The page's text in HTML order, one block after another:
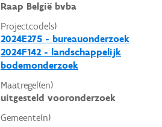
Raap België bvba
Projectcode(s)
2024E275 - bureauonderzoek
2024F142 - landschappelijk
bodemonderzoek
Maatregel(en)
uitgesteld vooronderzoek
Gemeente(n)